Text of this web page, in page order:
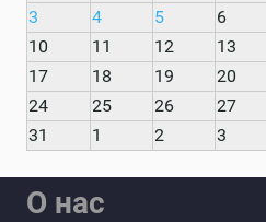
3
4 5 6
10
11 12 13
17
18 19 20
24
25 26 27
31
1 2 3
О нас